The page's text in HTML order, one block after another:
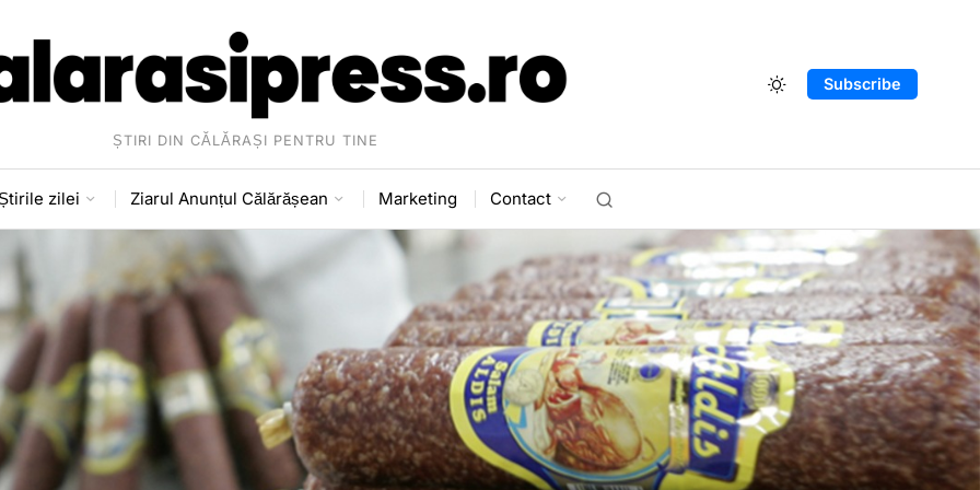
ȘTIRI DIN CĂLĂRAȘI PENTRU TINE
Subscribe
zilei Ziarul Anunțul Călărășean Marketing Contact